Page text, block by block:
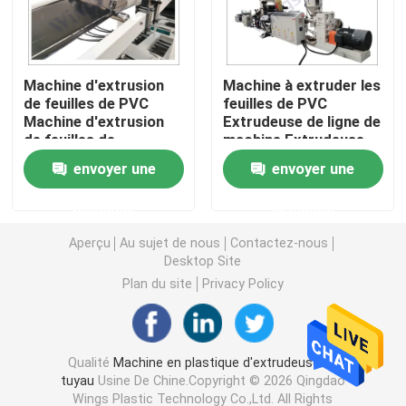
Machine d'extrudeuse de tuyau de PVC
Chaîne de production de tuyau de PPR
Machine d'extrudeuse de tuyau de PE
Machine d'extrusion de bande d'ANIMAL FAMILIER
Pp attachent la chaîne de production
Machine en plastique d'extrudeuse de feuille
Machine d'extrusion
de feuilles de PVC
Machine d'extrusion
de feuilles de
plastique
envoyer une
Machine à extruder les
feuilles de PVC
Extrudeuse de ligne de
machine Extrudeuse
de feuilles de
plastiqueenvoyer une
Aperçu Au sujet de nous
Contactez-nous
Desktop Site
Plan du site
Privacy Policy
Qualité Machine en plastique d'extrudeuse de
tuyau Usine De Chine.Copyright © 2026 Qingdao
Wings Plastic Technology Co.,Ltd. All Rights